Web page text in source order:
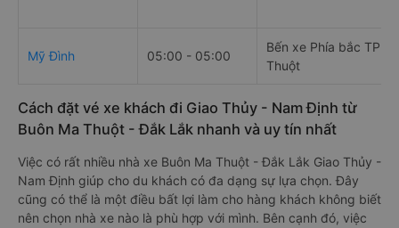
Mỹ Đình 05:00 - 05:00
Bến xe Phía bắc
Thuột
Cách đặt vé xe khách đi Giao Thủy - Nam Định từ
Buôn Ma Thuột - Đắk Lắk nhanh và uy tín nhất
Việc có rất nhiều nhà xe Buôn Ma Thuột - Đắk Lắk Giao Thủy -
Nam Định giúp cho du khách có đa dạng sự lựa chọn. Đây
cũng có thể là một điều bất lợi làm cho hàng khách không biết
nên chọn nhà xe nào là phù hợp với mình. Bên cạnh đó, việc